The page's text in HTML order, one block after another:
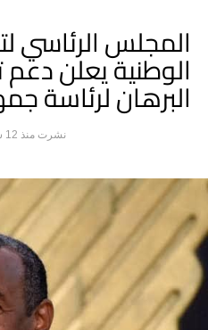
المجلس الرئاسي
الوطنية يعلن دعم
البرهان لرئاسة
نشرت منذ 12 ساعة